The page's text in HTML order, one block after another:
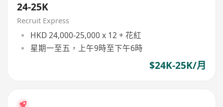
24-25K
Recruit Express
HKD 24,000-25,000 x 12 + 花紅
星期一至五，上午9時至下午6時
$24K-25K/月